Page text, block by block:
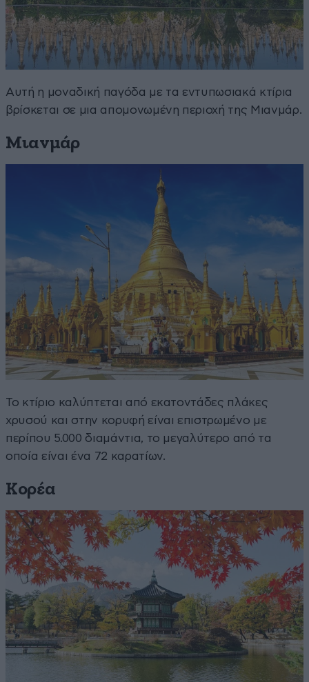
Αυτή η μοναδική παγόδα με τα εντυπωσιακά κτίρια
βρίσκεται σε μια απομονωμένη περιοχή της Μιανμάρ.
Μιανμάρ
Το κτίριο καλύπτεται από εκατοντάδες πλάκες
χρυσού και στην κορυφή είναι επιστρωμένο με
περίπου 5.000 διαμάντια, το μεγαλύτερο από τα
οποία είναι ένα 72 καρατίων.
Κορέα